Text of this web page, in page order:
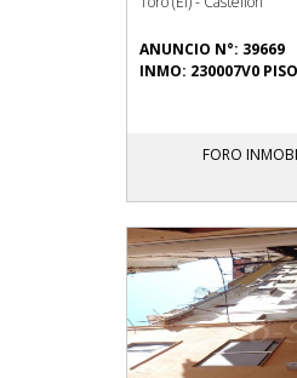
ANUNCIO N°: 39669
INMO: 230007V0
FORO